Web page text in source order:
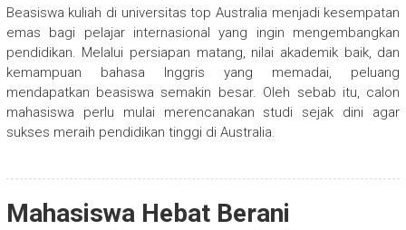
Beasiswa kuliah di universitas top Australia menjadi kesempatan
emas bagi pelajar internasional yang ingin mengembangkan
pendidikan. Melalui persiapan matang, nilai akademik baik, dan
kemampuan bahasa Inggris yang memadai, peluang
mendapatkan beasiswa semakin besar. Oleh sebab itu, calon
mahasiswa perlu mulai merencanakan studi sejak dini agar
sukses meraih pendidikan tinggi di Australia.
Mahasiswa Hebat Berani